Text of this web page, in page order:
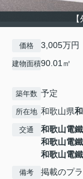
価格 3,005万円
建物面積90.01㎡
築年数 予定
所在地 和歌山県
交通 和歌山電
和歌山電
和歌山電
備考
掲載のプ